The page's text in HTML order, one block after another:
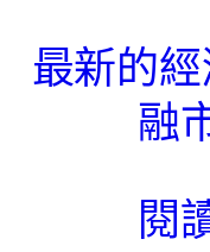
最新的
融
閱